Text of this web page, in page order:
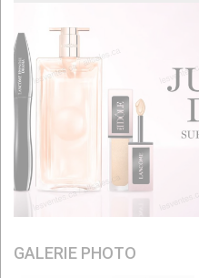
GALERIE PHOTO